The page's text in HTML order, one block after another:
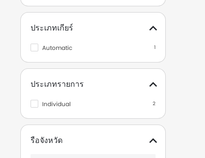
ประเภทเกียร์
Automatic 1
ประเภทรายการ
Individual 2
รือจังหวัด